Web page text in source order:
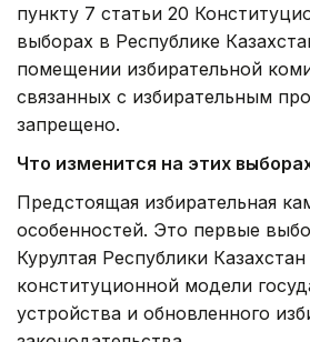
пункту 7 статьи 20
выборах в Республике
помещении избирательной
связанных с избирательным
запрещено.
Что изменится на этих
Предстоящая избирательная
особенностей. Это первые
Курултая Республики
конституционной модели
устройства и обновленного